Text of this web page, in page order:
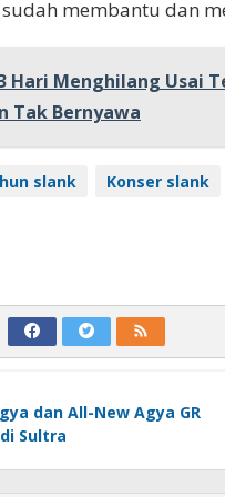
membantu dan
Hari Menghilang Usai
Tak Bernyawa
slank Konser slank
dan All-New Agya GR
Sultra